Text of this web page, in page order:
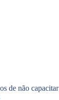
de não capacitar